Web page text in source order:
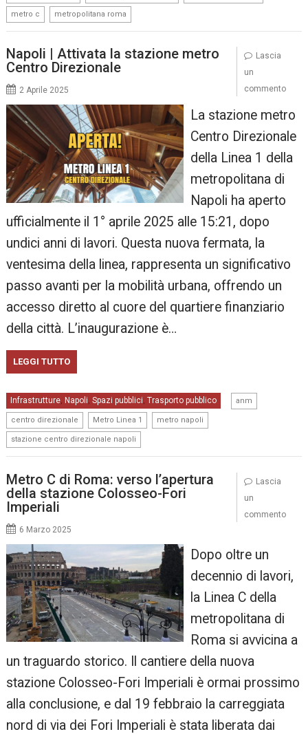
metro c metropolitana roma
Napoli | Attivata la stazione metro
Centro Direzionale
2 Aprile 2025
La stazione metro
Centro Direzionale
della Linea 1 della
metropolitana di
Napoli ha aperto
ufficialmente il 1° aprile 2025 alle 15:21, dopo
undici anni di lavori. Questa nuova fermata, la
ventesima della linea, rappresenta un significativo
passo avanti per la mobilità urbana, offrendo un
accesso diretto al cuore del quartiere finanziario
della città.​ L’inaugurazione è…
LEGGI TUTTO
Infrastrutture, Napoli,Spazi pubblici, Trasporto pubblico anm
centro direzionale Metro Linea 1 metro napoli
stazione centro direzionale napoli
Lascia
un
commento
Metro C di Roma: verso l’apertura
della stazione Colosseo-Fori
Imperiali
6 Marzo 2025
Dopo oltre un
decennio di lavori,
la Linea C della
metropolitana di
Roma si avvicina a
un traguardo storico. Il cantiere della nuova
stazione Colosseo-Fori Imperiali è ormai prossimo
alla conclusione, e dal 19 febbraio la carreggiata
nord di via dei Fori Imperiali è stata liberata dai
Lascia
un
commento